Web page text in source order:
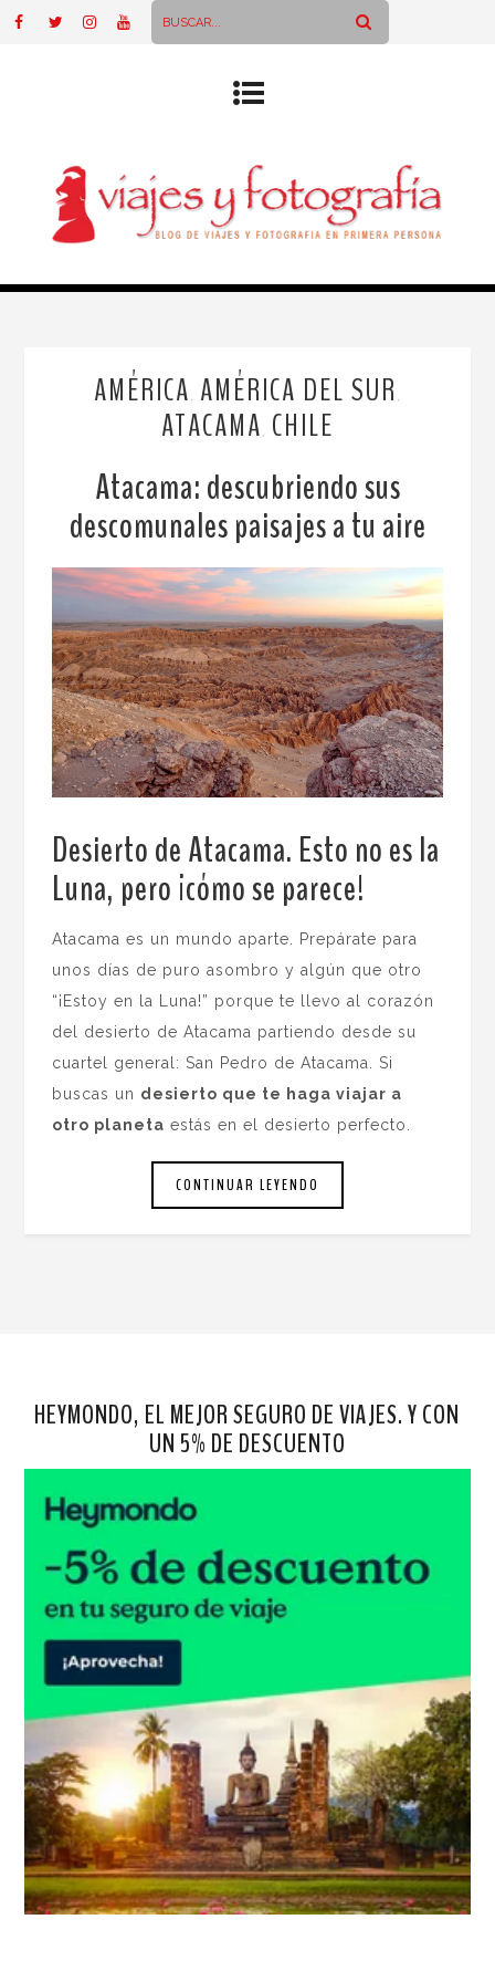
AMÉRICA AMÉRICA DEL SUR
ATACAMA CHILE
Atacama: descubriendo sus
descomunales paisajes a tu aire
Desierto de Atacama. Esto no es la
Luna, pero ¡cómo se parece!
Atacama es un mundo aparte. Prepárate para
unos días de puro asombro y algún que otro
“¡Estoy en la Luna!” porque te llevo al corazón
del desierto de Atacama partiendo desde su
cuartel general: San Pedro de Atacama. Si
buscas un desierto que te haga viajar a
otro planeta estás en el desierto perfecto.
CONTINUAR LEYENDO
HEYMONDO, EL MEJOR SEGURO DE VIAJES. Y CON
UN 5% DE DESCUENTO